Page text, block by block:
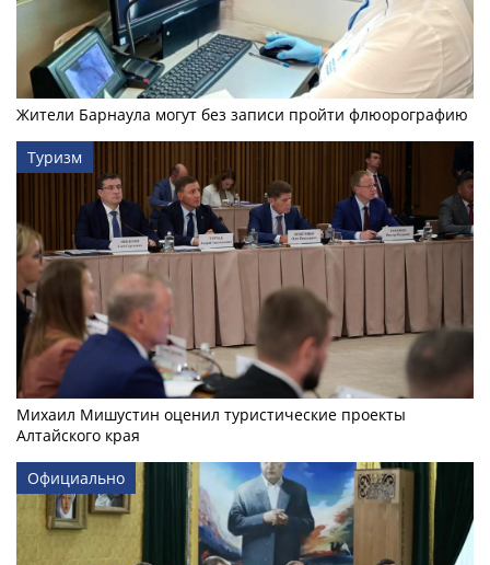
Жители Барнаула могут без записи пройти флюорографию
Туризм
Михаил Мишустин оценил туристические проекты
Алтайского края
Официально